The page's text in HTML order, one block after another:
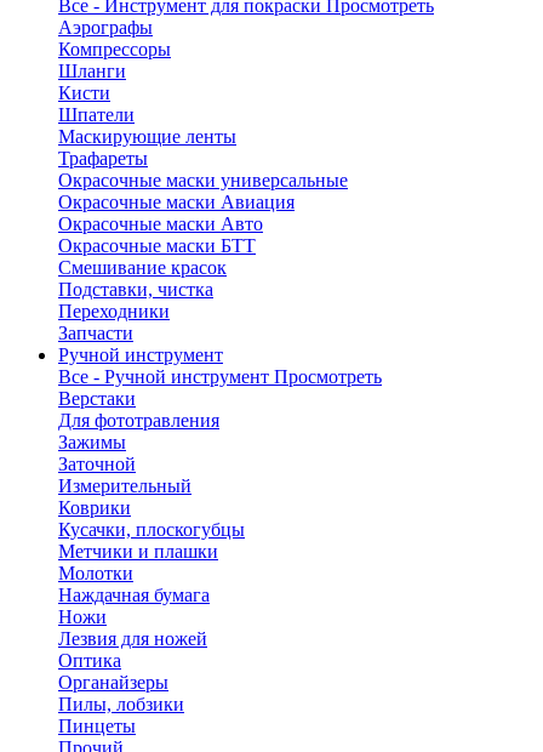
Все - Инструмент для покраски Просмотреть
Аэрографы
Компрессоры
Шланги
Кисти
Шпатели
Маскирующие ленты
Трафареты
Окрасочные маски универсальные
Окрасочные маски Авиация
Окрасочные маски Авто
Окрасочные маски БТТ
Смешивание красок
Подставки, чистка
Переходники
Запчасти
Ручной инструмент
Все - Ручной инструмент Просмотреть
Верстаки
Для фототравления
Зажимы
Заточной
Измерительный
Коврики
Кусачки, плоскогубцы
Метчики и плашки
Молотки
Наждачная бумага
Ножи
Лезвия для ножей
Оптика
Органайзеры
Пилы, лобзики
Пинцеты
Прочий